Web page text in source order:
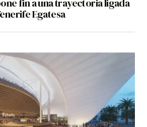
fin a una trayectoria ligada
Egatesa